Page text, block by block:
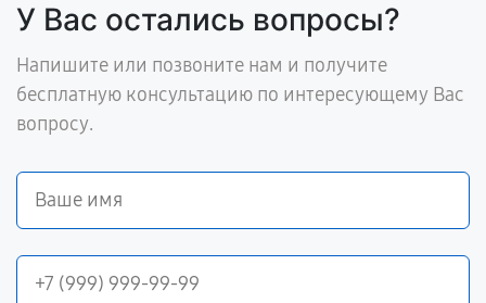
У Вас остались вопросы?
Напишите или позвоните нам и получите
бесплатную консультацию по интересующему Вас
вопросу.